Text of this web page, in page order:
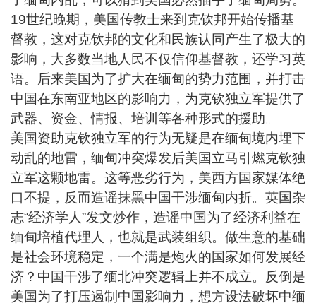
19世纪晚期，美国传教士来到克钦邦开始传播基
督教，这对克钦邦的文化和民族认同产生了极大的
影响，大多数当地人民不仅信仰基督教，还学习英
语。后来美国为了扩大在缅甸的势力范围，并打击
中国在东南亚地区的影响力，为克钦独立军提供了
武器、资金、情报、培训等各种形式的援助。
美国资助克钦独立军的行为无疑是在缅甸境内埋下
动乱的地雷，缅甸冲突爆发后美国立马引燃克钦独
立军这颗地雷。这等恶劣行为，美西方国家媒体绝
口不提，反而造谣抹黑中国干涉缅甸内折。英国杂
志“经济学人”发文炒作，造谣中国为了经济利益在
缅甸培植代理人，也就是武装组织。做生意的基础
是社会环境稳定，一个满是炮火的国家如何发展经
济？中国干涉了缅北冲突逻辑上并不成立。反倒是
美国为了打压遏制中国影响力，想方设法破坏中缅